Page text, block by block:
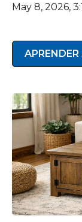
May 8, 2026,
APRENDER